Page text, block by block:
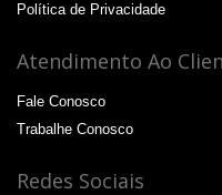
Política de Privacidade
Atendimento Ao
Fale Conosco
Trabalhe Conosco
Redes Sociais